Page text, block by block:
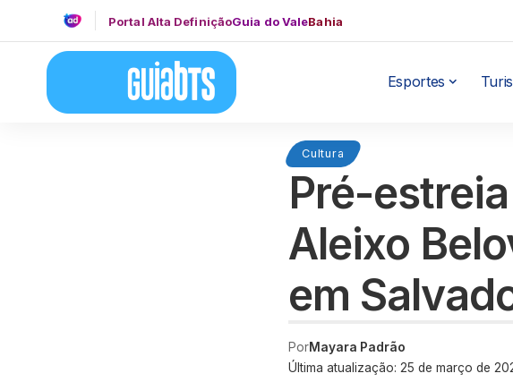
Portal Alta DefiniçãoGuia do ValeBahia
Esportes
Cultura
Pré-
Aleixo
em
Última atualização: 25 de março de
PorMayara Padrão